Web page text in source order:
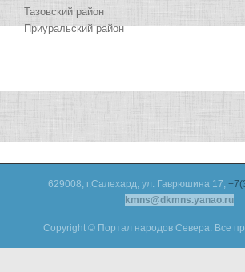
Тазовский район
Приуральский район
629008, г.Салехард, ул. Гаврюшина 17,
kmns@dkmns.yanao.ru
Copyright © Портал народов Севера. Все